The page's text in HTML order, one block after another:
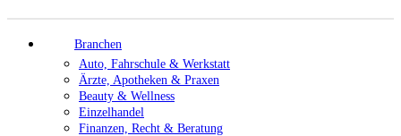
Branchen
Auto, Fahrschule & Werkstatt
Ärzte, Apotheken & Praxen
Beauty & Wellness
Einzelhandel
Finanzen, Recht & Beratung